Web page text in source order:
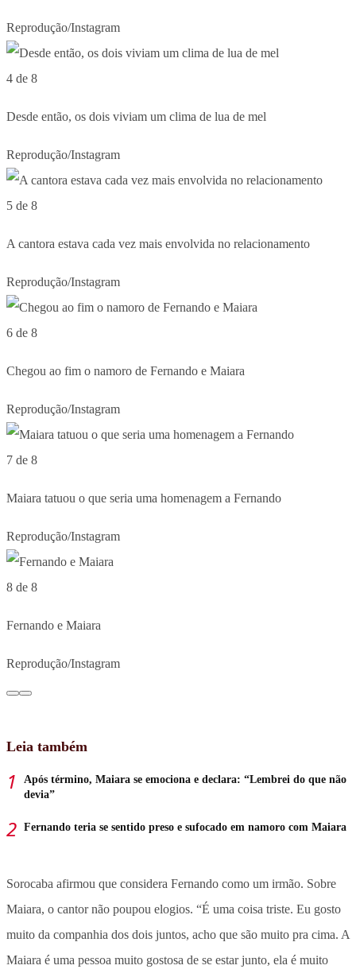
Reprodução/Instagram
4 de 8
Desde então, os dois viviam um clima de lua de mel
Reprodução/Instagram
5 de 8
A cantora estava cada vez mais envolvida no relacionamento
Reprodução/Instagram
6 de 8
Chegou ao fim o namoro de Fernando e Maiara
Reprodução/Instagram
7 de 8
Maiara tatuou o que seria uma homenagem a Fernando
Reprodução/Instagram
8 de 8
Fernando e Maiara
Reprodução/Instagram
Leia também
Após término, Maiara se emociona e declara: “Lembrei do que não
devia”
Fernando teria se sentido preso e sufocado em namoro com Maiara
Sorocaba afirmou que considera Fernando como um irmão. Sobre
Maiara, o cantor não poupou elogios. “É uma coisa triste. Eu gosto
muito da companhia dos dois juntos, acho que são muito pra cima. A
Maiara é uma pessoa muito gostosa de se estar junto, ela é muito